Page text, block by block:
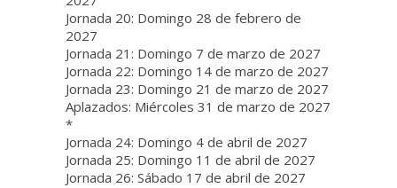
Jornada 20: Domingo 28 de febrero de
2027
Jornada 21: Domingo 7 de marzo de 2027
Jornada 22: Domingo 14 de marzo de 2027
Jornada 23: Domingo 21 de marzo de 2027
Aplazados: Miércoles 31 de marzo de 2027
*
Jornada 24: Domingo 4 de abril de 2027
Jornada 25: Domingo 11 de abril de 2027
Jornada 26: Sábado 17 de abril de 2027